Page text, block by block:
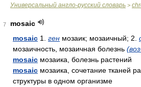
Универсальный англо-русский словарь >
7
mosaic
mosaic 1. ген мозаик; мозаичный; 2.
мозаичность, мозаичная болезнь
mosaic мозаика, болезнь растений
mosaic мозаика, сочетание тканей
структуры в одном организме